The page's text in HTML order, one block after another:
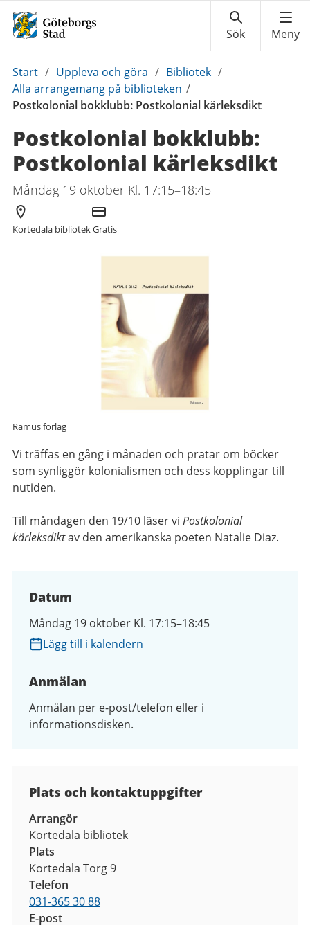
Du
är
här:
Start / Uppleva och göra / Bibliotek /
Alla arrangemang på biblioteken /
Postkolonial bokklubb: Postkolonial kärleksdikt
Postkolonial bokklubb:
Postkolonial kärleksdikt
Måndag 19 oktober Kl. 17:15–18:45
Arrangör
Kortedala bibliotek
Kostnad
Gratis
Ramus förlag
Vi träffas en gång i månaden och pratar om böcker
som synliggör kolonialismen och dess kopplingar till
nutiden.
Till måndagen den 19/10 läser vi Postkolonial
kärleksdiktav den amerikanska poeten Natalie Diaz.
Datum
Måndag 19 oktober Kl. 17:15–18:45
Lägg till i kalendern
Anmälan
Anmälan per e-post/telefon eller i
informationsdisken.
Plats och kontaktuppgifter
Arrangör
Kortedala bibliotek
Plats
Kortedala Torg 9
Telefon
031-365 30 88
E-post